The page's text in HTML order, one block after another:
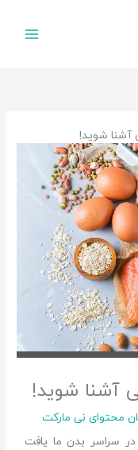
آشنا شوید!
آشنا شوید!
محتوای نی مارکت
سراسر بدن ما یافت